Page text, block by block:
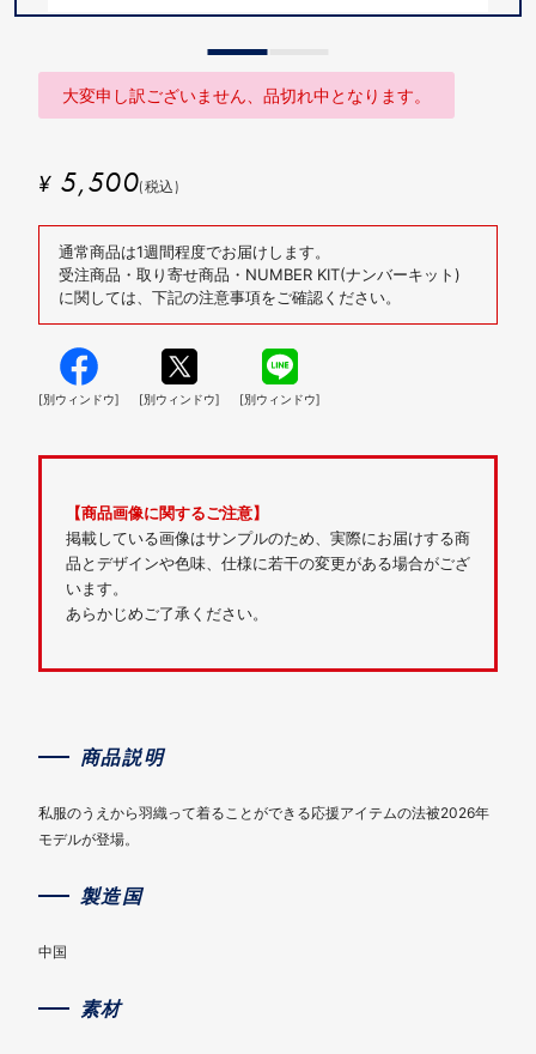
大変申し訳ございません、品切れ中となります。
¥ 5,500(税込)
通常商品は1週間程度でお届けします。
受注商品・取り寄せ商品・NUMBER KIT(ナンバーキット)
に関しては、下記の注意事項をご確認ください。
[別ウィンドウ] [別ウィンドウ] [別ウィンドウ]
【商品画像に関するご注意】
掲載している画像はサンプルのため、実際にお届けする商
品とデザインや色味、仕様に若干の変更がある場合がござ
います。
あらかじめご了承ください。
商品説明
私服のうえから羽織って着ることができる応援アイテムの法被2026年
モデルが登場。
製造国
中国
素材